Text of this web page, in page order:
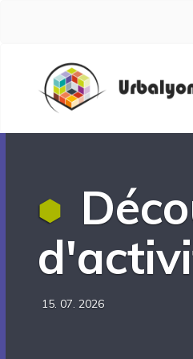
Navigation
principale
15. 07. 2026